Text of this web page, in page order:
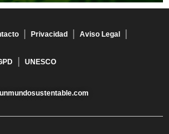
Privacidad Aviso Legal
UNESCO